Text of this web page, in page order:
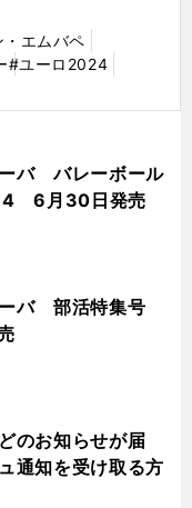
エムバペ
#ユーロ2024
バ バレーボール
6月30日発売
ーバ 部活特集号
のお知らせが届
通知を受け取る方